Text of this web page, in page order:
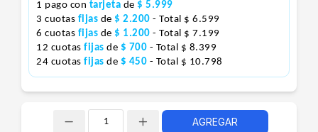
1 pago con tarjeta de $ 5.999
3 cuotas fijas de $ 2.200 - Total $ 6.599
6 cuotas fijas de $ 1.200 - Total $ 7.199
12 cuotas fijas de $ 700 - Total $ 8.399
24 cuotas fijas de $ 450 - Total $ 10.798
AGREGAR